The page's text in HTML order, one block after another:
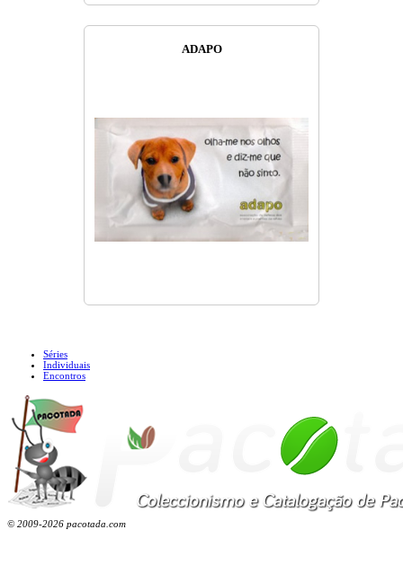
ADAPO
Séries
Individuais
Encontros
© 2009-2026 pacotada.com